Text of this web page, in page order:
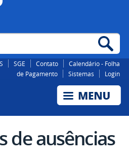
SGE Contato
Calendário - Folha
de Pagamento
Sistemas Login
de ausências